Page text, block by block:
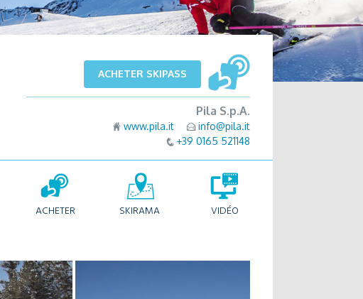
ACHETER SKIPASS
Pila S.p.A.
www.pila.it
info@pila.it
+39 0165 521148
ACHETER SKIRAMA VIDÉO